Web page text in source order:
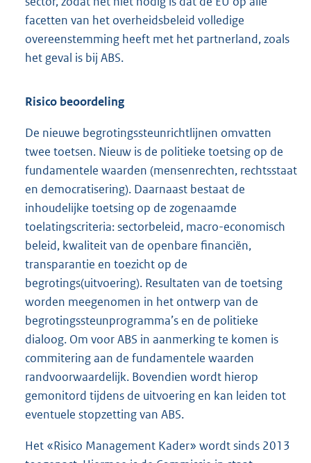
facetten van het overheidsbeleid volledige
overeenstemming heeft met het partnerland, zoals
het geval is bij ABS.
Risico beoordeling
De nieuwe begrotingssteunrichtlijnen omvatten
twee toetsen. Nieuw is de politieke toetsing op de
fundamentele waarden (mensenrechten, rechtsstaat
en democratisering). Daarnaast bestaat de
inhoudelijke toetsing op de zogenaamde
toelatingscriteria: sectorbeleid, macro-economisch
beleid, kwaliteit van de openbare financiën,
transparantie en toezicht op de
begrotings(uitvoering). Resultaten van de toetsing
worden meegenomen in het ontwerp van de
begrotingssteunprogramma’s en de politieke
dialoog. Om voor ABS in aanmerking te komen is
commitering aan de fundamentele waarden
randvoorwaardelijk. Bovendien wordt hierop
gemonitord tijdens de uitvoering en kan leiden tot
eventuele stopzetting van ABS.
Het «Risico Management Kader» wordt sinds 2013